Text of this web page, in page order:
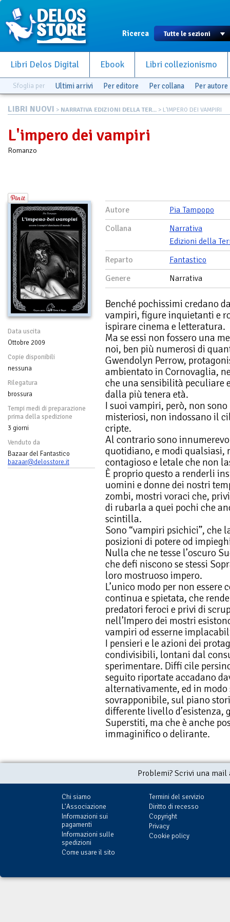
Ricerca
Libri Delos Digital Ebook Libri collezionismo
Sfoglia per Ultimi arrivi Per editore Per collana Per autore
LIBRI NUOVI > NARRATIVA EDIZIONI DELLA TER... > L'IMPERO DEI VAMPIRI
L'impero dei vampiri
Romanzo
Data uscita
Ottobre 2009
Copie disponibili
nessuna
Rilegatura
brossura
Tempi medi di preparazione
prima della spedizione
3 giorni
Venduto da
Bazaar del Fantastico
bazaar@delosstore.it
Autore
Pia Tampopo
Collana
Narrativa
Edizioni della
Reparto
Fantastico
Genere
Narrativa
Benché pochissimi credano
vampiri, figure inquietanti e
ispirare cinema e letteratura.
Ma se essi non fossero una
noi, ben più numerosi di
Gwendolyn Perrow,
ambientato in Cornovaglia,
che una sensibilità peculiare
dalla più tenera età.
I suoi vampiri, però, non
misteriosi, non indossano il
cripte.
Al contrario sono
quotidiano, e modi qualsiasi,
contagioso e letale che non
È proprio questo a renderli
uomini e donne dei nostri
zombi, mostri voraci che,
di rubarla a quei pochi che
scintilla.
Sono “vampiri psichici”, che
posizioni di potere od
Nulla che ne tesse l’oscuro
che defi niscono se stessi
loro mostruoso impero.
L’unico modo per non
continua e spietata, che
predatori feroci e privi di
nell’Impero dei mostri
vampiri od esserne
I pensieri e le azioni dei
condivisibili, lontani dal
sperimentare. Diffi cile
seguito riportate accadano
alternativamente, ed in
sovrapponibile, sul piano
differente livello d’esistenza,
Superstiti, ma che è anche
immaginifico o delirante.
Problemi? Scrivi una
Chi siamo
L'Associazione
Informazioni sui
pagamenti
Informazioni sulle
spedizioni
Come usare il sito
Termini del servizio
Diritto di recesso
Copyright
Privacy
Cookie policy